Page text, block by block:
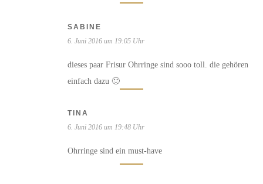
SABINE
6. Juni 2016 um 19:05 Uhr
dieses paar Frisur Ohrringe sind sooo toll. die gehören
einfach dazu 🙂
TINA
6. Juni 2016 um 19:48 Uhr
Ohrringe sind ein must-have